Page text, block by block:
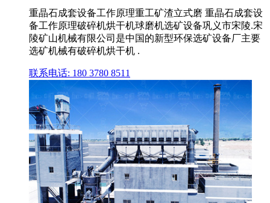
重晶石成套设备工作原理重工矿渣立式磨 重晶石成套设
备工作原理破碎机烘干机球磨机选矿设备巩义市宋陵.宋
陵矿山机械有限公司是中国的新型环保选矿设备厂主要
选矿机械有破碎机烘干机 .
联系电话: 180 3780 8511